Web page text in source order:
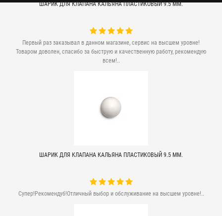
ШАРИК ДЛЯ КЛАПАНА КАЛЬЯНА ПЛАСТИКОВЫЙ 9.5 ММ.
Первый раз заказывал в данном магазине, сервис на высшем уровне!
Товаром доволен, спасибо за быструю и качественную работу, рекомендую
всем!..
ШАРИК ДЛЯ КЛАПАНА КАЛЬЯНА ПЛАСТИКОВЫЙ 9.5 ММ.
Супер!Рекомендуб!Отличный выбор и обслуживание на высшем уровне!..